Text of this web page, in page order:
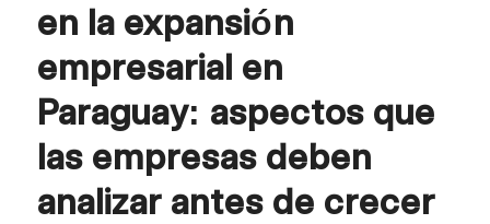
en la expansión
empresarial en
Paraguay: aspectos que
las empresas deben
analizar antes de crecer